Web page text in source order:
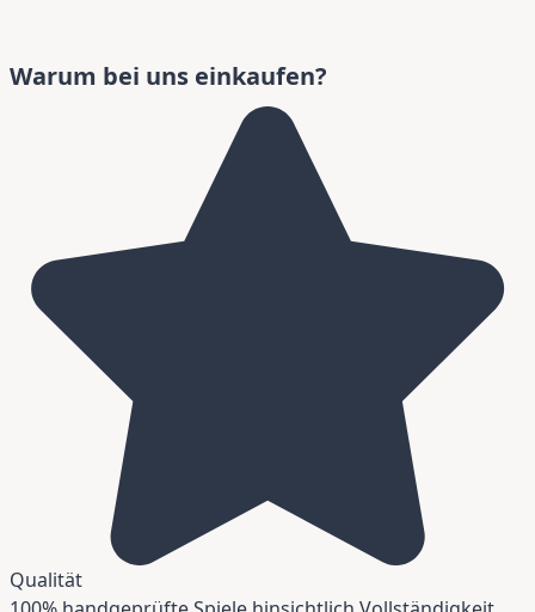
Warum bei uns einkaufen?
Qualität